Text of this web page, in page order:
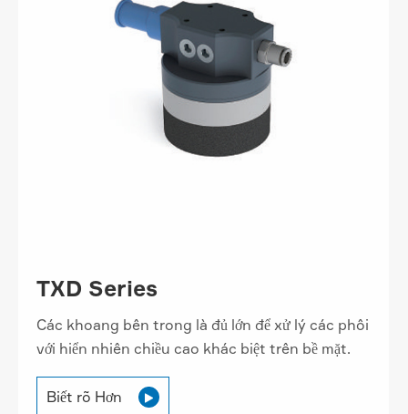
TXD Series
Các khoang bên trong là đủ lớn để xử lý các phôi
với hiển nhiên chiều cao khác biệt trên bề mặt.
Biết rõ Hơn 